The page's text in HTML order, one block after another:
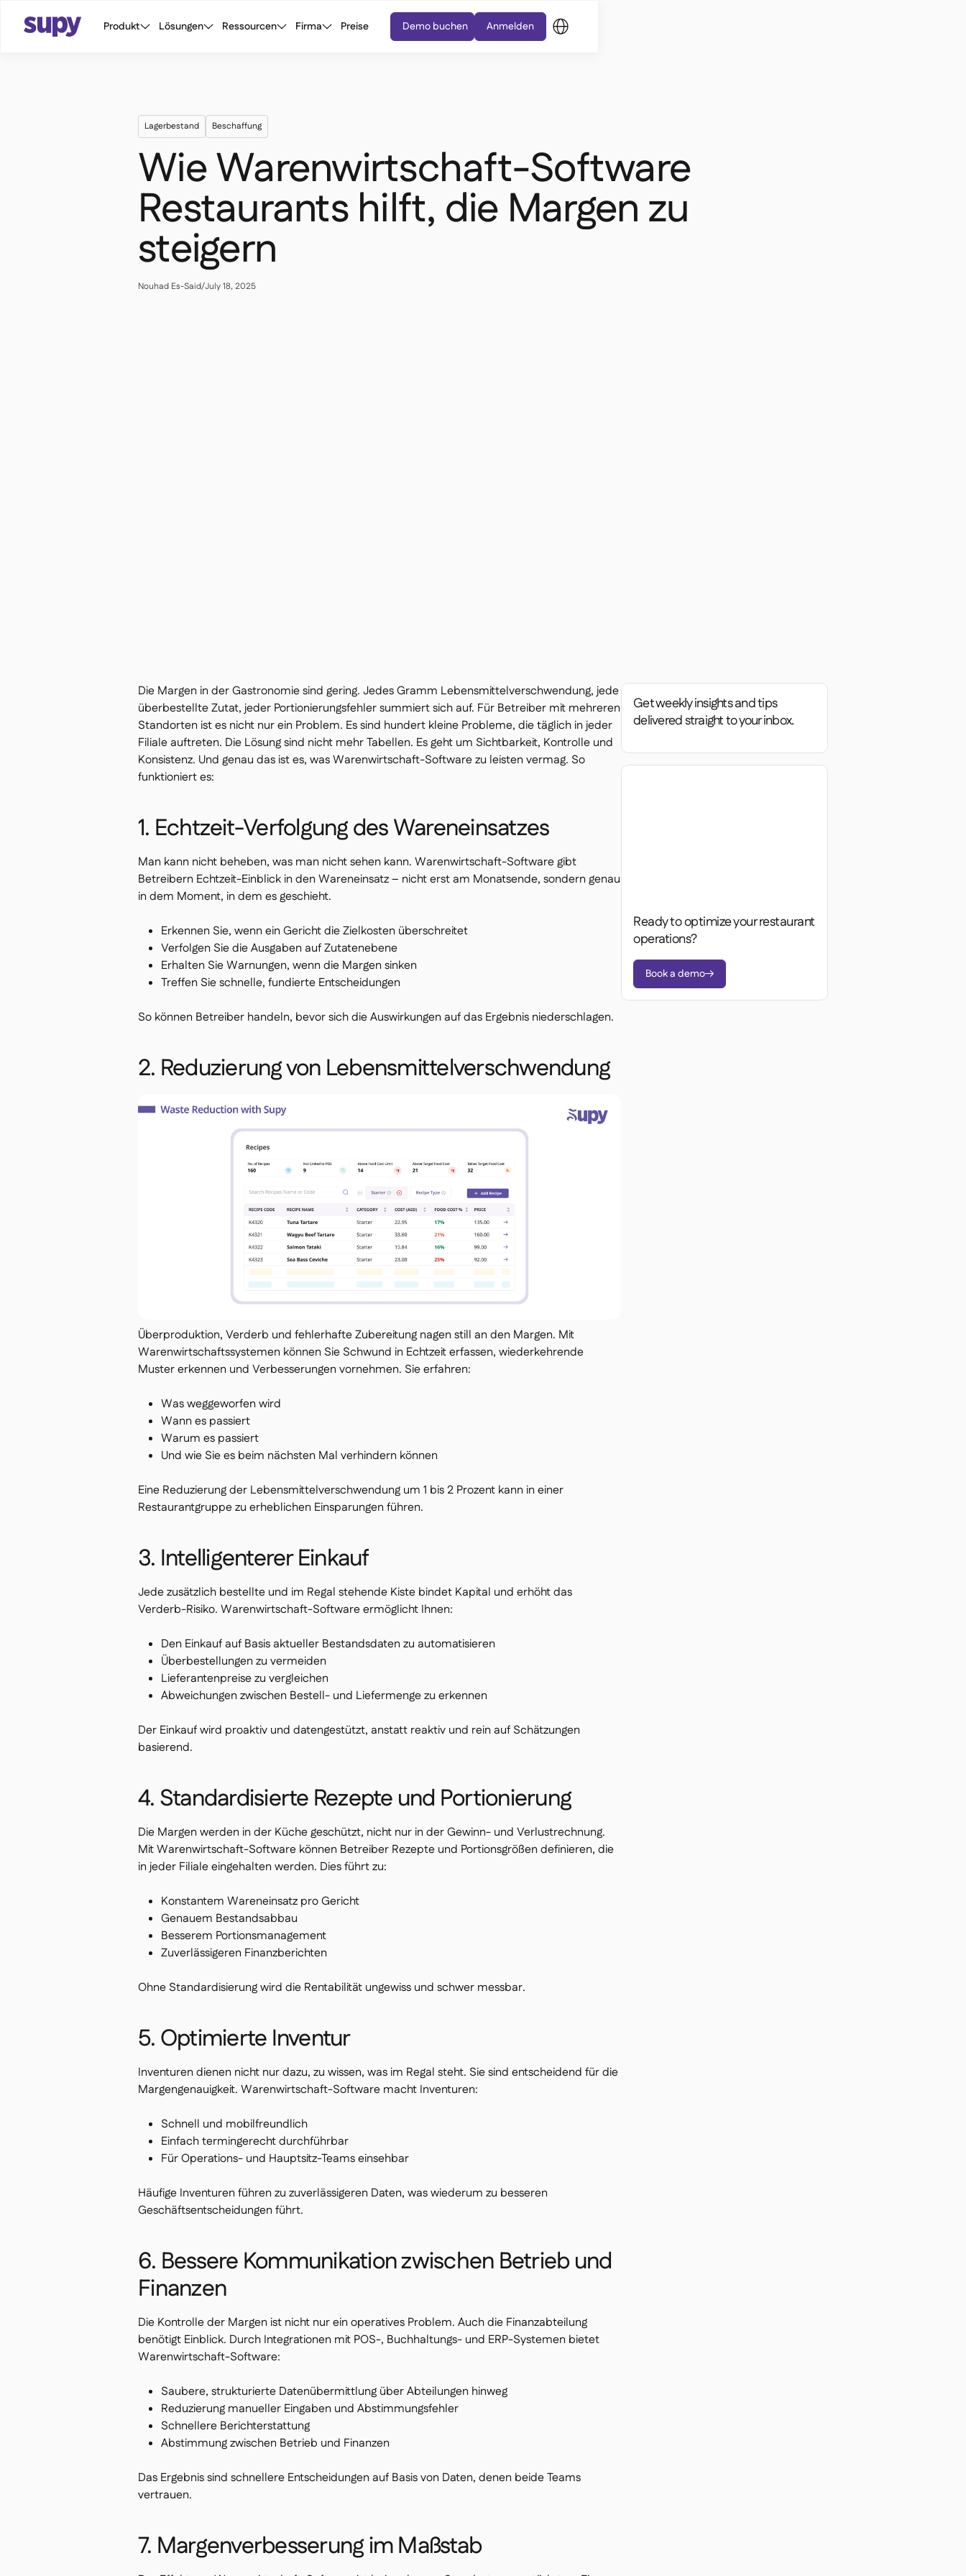
Produkt Lösungen Ressourcen Firma Preise Demo buchen Anmelden
Lagerbestand Beschaffung
Wie Warenwirtschaft-Software
Restaurants hilft, die Margen zu
steigern
Nouhad Es-Said/July 18, 2025
Die Margen in der Gastronomie sind gering. Jedes Gramm Lebensmittelverschwendung, jede
überbestellte Zutat, jeder Portionierungsfehler summiert sich auf. Für Betreiber mit mehreren
Standorten ist es nicht nur ein Problem. Es sind hundert kleine Probleme, die täglich in jeder
Filiale auftreten. Die Lösung sind nicht mehr Tabellen. Es geht um Sichtbarkeit, Kontrolle und
Konsistenz. Und genau das ist es, was Warenwirtschaft-Software zu leisten vermag. So
funktioniert es:
1. Echtzeit-Verfolgung des Wareneinsatzes
Man kann nicht beheben, was man nicht sehen kann. Warenwirtschaft-Software gibt
Betreibern Echtzeit-Einblick in den Wareneinsatz – nicht erst am Monatsende, sondern genau
in dem Moment, in dem es geschieht.
Erkennen Sie, wenn ein Gericht die Zielkosten überschreitet
Verfolgen Sie die Ausgaben auf Zutatenebene
Erhalten Sie Warnungen, wenn die Margen sinken
Treffen Sie schnelle, fundierte Entscheidungen
So können Betreiber handeln, bevor sich die Auswirkungen auf das Ergebnis niederschlagen.
2. Reduzierung von Lebensmittelverschwendung
Überproduktion, Verderb und fehlerhafte Zubereitung nagen still an den Margen. Mit
Warenwirtschaftssystemen können Sie Schwund in Echtzeit erfassen, wiederkehrende
Muster erkennen und Verbesserungen vornehmen. Sie erfahren:
Was weggeworfen wird
Wann es passiert
Warum es passiert
Und wie Sie es beim nächsten Mal verhindern können
Eine Reduzierung der Lebensmittelverschwendung um 1 bis 2 Prozent kann in einer
Restaurantgruppe zu erheblichen Einsparungen führen.
3. Intelligenterer Einkauf
Jede zusätzlich bestellte und im Regal stehende Kiste bindet Kapital und erhöht das
Verderb-Risiko. Warenwirtschaft-Software ermöglicht Ihnen:
Den Einkauf auf Basis aktueller Bestandsdaten zu automatisieren
Überbestellungen zu vermeiden
Lieferantenpreise zu vergleichen
Abweichungen zwischen Bestell- und Liefermenge zu erkennen
Der Einkauf wird proaktiv und datengestützt, anstatt reaktiv und rein auf Schätzungen
basierend.
4. Standardisierte Rezepte und Portionierung
Die Margen werden in der Küche geschützt, nicht nur in der Gewinn- und Verlustrechnung.
Mit Warenwirtschaft-Software können Betreiber Rezepte und Portionsgrößen definieren, die
in jeder Filiale eingehalten werden. Dies führt zu:
Konstantem Wareneinsatz pro Gericht
Genauem Bestandsabbau
Besserem Portionsmanagement
Zuverlässigeren Finanzberichten
Ohne Standardisierung wird die Rentabilität ungewiss und schwer messbar.
5. Optimierte Inventur
Inventuren dienen nicht nur dazu, zu wissen, was im Regal steht. Sie sind entscheidend für die
Margengenauigkeit. Warenwirtschaft-Software macht Inventuren:
Schnell und mobilfreundlich
Einfach termingerecht durchführbar
Für Operations- und Hauptsitz-Teams einsehbar
Häufige Inventuren führen zu zuverlässigeren Daten, was wiederum zu besseren
Geschäftsentscheidungen führt.
6. Bessere Kommunikation zwischen Betrieb und
Finanzen
Die Kontrolle der Margen ist nicht nur ein operatives Problem. Auch die Finanzabteilung
benötigt Einblick. Durch Integrationen mit POS-, Buchhaltungs- und ERP-Systemen bietet
Warenwirtschaft-Software:
Saubere, strukturierte Datenübermittlung über Abteilungen hinweg
Reduzierung manueller Eingaben und Abstimmungsfehler
Schnellere Berichterstattung
Abstimmung zwischen Betrieb und Finanzen
Das Ergebnis sind schnellere Entscheidungen auf Basis von Daten, denen beide Teams
vertrauen.
7. Margenverbesserung im Maßstab
Get weekly insights and tips
delivered straight to your inbox.
Ready to optimize your restaurant
operations?
Book a demo